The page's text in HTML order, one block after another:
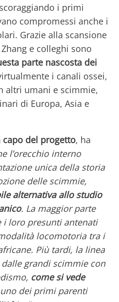
i primi
compromessi anche i
Grazie alla scansione
e colleghi sono
parte nascosta dei
i canali ossei,
altri umani e scimmie,
di Europa, Asia e
del progetto, ha
l’orecchio interno
unica della storia
delle scimmie,
alternativa allo studio
. La maggior parte
i loro presunti antenati
locomotoria tra i
Più tardi, la linea
grandi scimmie con
come si vede
dei primi parenti